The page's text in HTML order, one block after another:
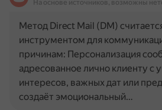
На основе источников, возможны
Метод Direct Mail (DM)
инструментом для
причинам: Персонализация
адресованное лично клиенту с
интересов, важных дат или
создаёт эмоциональный…